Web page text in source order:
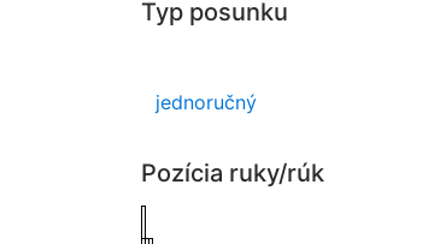
Typ posunku
jednoručný
Pozícia ruky/rúk